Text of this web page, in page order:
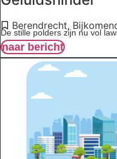
Berendrecht,
De stille polders zijn nu vol
naar bericht